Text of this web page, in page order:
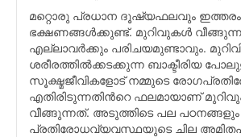
മറ്റൊരു പ്രധാന ദൂഷ്യഫലവും ഇത്തരം
ഭക്ഷണങ്ങള്‍ക്കുണ്ട്. മുറിവുകള്‍
എല്ലാവര്‍ക്കും പരിചയമുണ്ടാവും.
ശരീരത്തില്‍ക്കടക്കുന്ന ബാക്ടീരിയ
സൂക്ഷ്മജീവികളോട് നമ്മുടെ
എതിരിടുന്നതിന്‍റെ ഫലമായാണ്
വീങ്ങുന്നത്. അടുത്തിടെ പല പഠനങ്ങളും
പ്രതിരോധവ്യവസ്ഥയുടെ ചില